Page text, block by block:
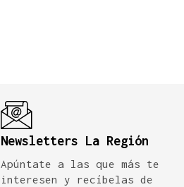
Newsletters La Región
Apúntate a las que más te
interesen y recíbelas de